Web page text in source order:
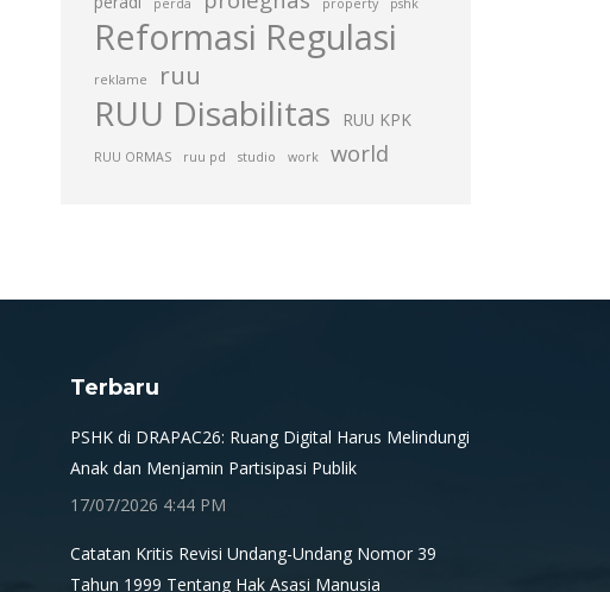
perda property pshk
Reformasi Regulasi
reklame ruu
RUU Disabilitas RUU KPK
RUU ORMAS ruu pd studio work world
Terbaru
PSHK di DRAPAC26: Ruang Digital Harus Melindungi
Anak dan Menjamin Partisipasi Publik
17/07/2026 4:44 PM
Catatan Kritis Revisi Undang-Undang Nomor 39
Tahun 1999 Tentang Hak Asasi Manusia